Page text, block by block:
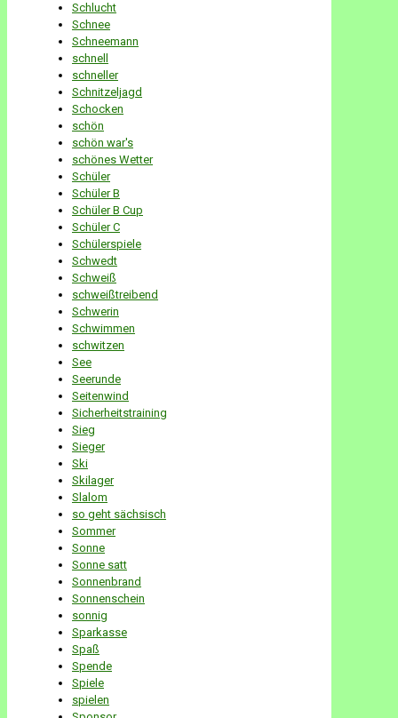
Schlucht
Schnee
Schneemann
schnell
schneller
Schnitzeljagd
Schocken
schön
schön war's
schönes Wetter
Schüler
Schüler B
Schüler B Cup
Schüler C
Schülerspiele
Schwedt
Schweiß
schweißtreibend
Schwerin
Schwimmen
schwitzen
See
Seerunde
Seitenwind
Sicherheitstraining
Sieg
Sieger
Ski
Skilager
Slalom
so geht sächsisch
Sommer
Sonne
Sonne satt
Sonnenbrand
Sonnenschein
sonnig
Sparkasse
Spaß
Spende
Spiele
spielen